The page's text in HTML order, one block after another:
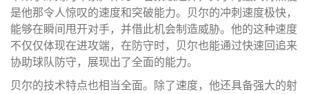
是他那令人惊叹的速度和突破能力。贝尔的冲刺速度极快，
能够在瞬间甩开对手，并借此机会制造威胁。他的这种速度
不仅仅体现在进攻端，在防守时，贝尔也能通过快速回追来
协助球队防守，展现出了全面的能力。
贝尔的技术特点也相当全面。除了速度，他还具备强大的射